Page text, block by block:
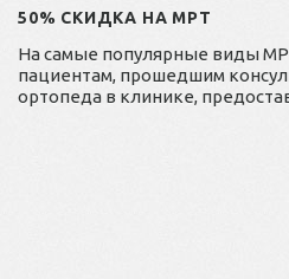
50% СКИДКА НА МРТ
На самые популярные виды
пациентам, прошедшим
ортопеда в клинике,